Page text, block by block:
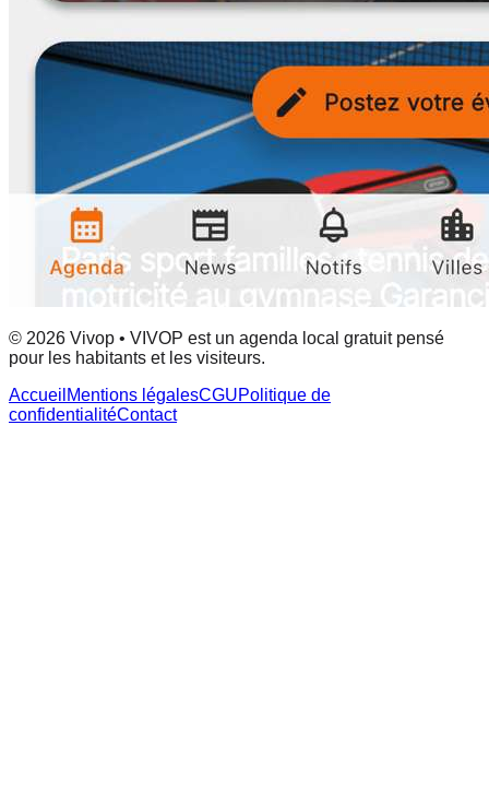
© 2026 Vivop • VIVOP est un agenda local gratuit pensé
pour les habitants et les visiteurs.
Accueil Mentions légalesCGUPolitique de
confidentialitéContact